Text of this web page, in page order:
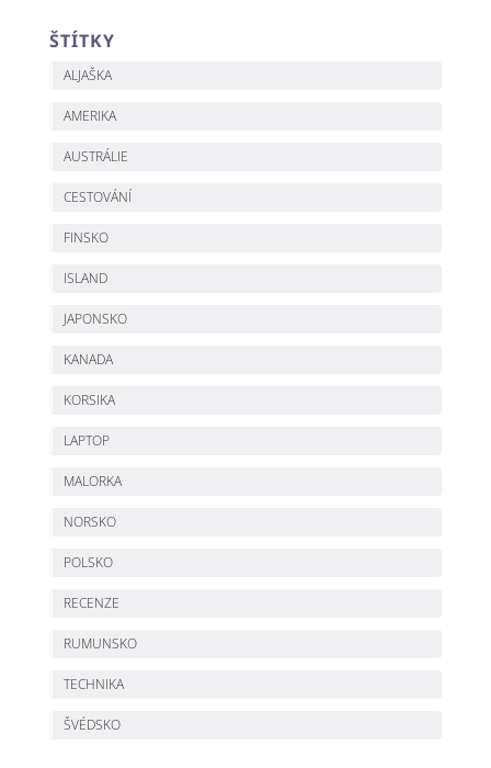
ŠTÍTKY
ALJAŠKA
AMERIKA
AUSTRÁLIE
CESTOVÁNÍ
FINSKO
ISLAND
JAPONSKO
KANADA
KORSIKA
LAPTOP
MALORKA
NORSKO
POLSKO
RECENZE
RUMUNSKO
TECHNIKA
ŠVÉDSKO